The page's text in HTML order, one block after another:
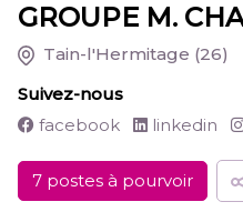
GROUPE M.
Tain-l'Hermitage (26)
Suivez-nous
facebook
linkedin
7 postes à pourvoir